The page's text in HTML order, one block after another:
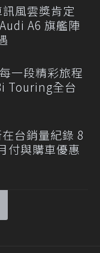
風雲獎肯定
A6 旗艦陣
一段精彩旅程
Touring全台
台銷量紀錄 8
付與購車優惠